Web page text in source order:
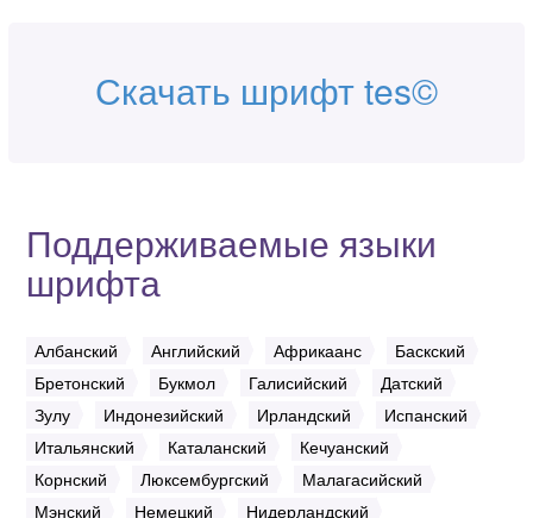
Скачать шрифт tes©
Поддерживаемые языки
шрифта
Албанский Английский Африкаанс
Баскский
Бретонский
Букмол Галисийский
Датский
Зулу
Индонезийский Ирландский
Испанский
Итальянский
Каталанский
Кечуанский
Корнский
Люксембургский
Малагасийский
Мэнский
Немецкий
Нидерландский